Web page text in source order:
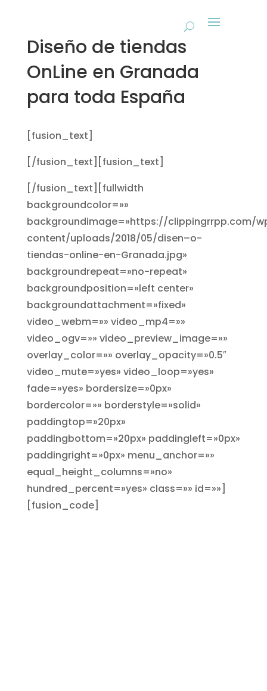
Diseño de tiendas
OnLine en Granada
para toda España
[fusion_text]
[/fusion_text][fusion_text]
[/fusion_text][fullwidth
backgroundcolor=»»
backgroundimage=»https://clippingrrpp.com/
content/uploads/2018/05/disen–o-
tiendas-online-en-Granada.jpg»
backgroundrepeat=»no-repeat»
backgroundposition=»left center»
backgroundattachment=»fixed»
video_webm=»» video_mp4=»»
video_ogv=»» video_preview_image=»»
overlay_color=»» overlay_opacity=»0.5″
video_mute=»yes» video_loop=»yes»
fade=»yes» bordersize=»0px»
bordercolor=»» borderstyle=»solid»
paddingtop=»20px»
paddingbottom=»20px» paddingleft=»0px»
paddingright=»0px» menu_anchor=»»
equal_height_columns=»no»
hundred_percent=»yes» class=»» id=»»]
[fusion_code]